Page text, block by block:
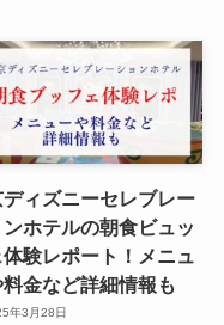
ィズニーセレブレー
ンホテルの朝食ビュッ
験レポート！メニュ
料金など詳細情報も
年3月28日